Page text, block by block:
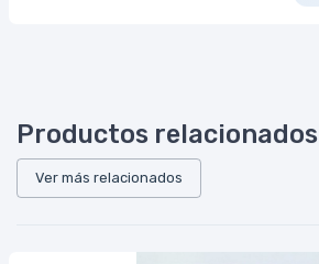
Productos relacionados
Ver más relacionados